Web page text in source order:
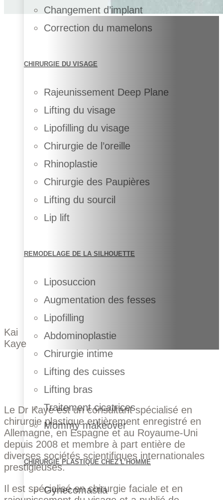
Changement d’implant
Correction du mamelons
CHIRURGIE DU VISAGE
Rajeunissement Deep Plane
Lifting du visage
Lipofilling du visage
Chirurgie de l’oreille
Rhinoplastie
Chirurgie des Paupières
Lifting du sourcil
Lip lift
REMODELAGE DE LA SILHOUETTE
Liposuccion
Augmentation des fesses
Lipofilling
Abdominoplastie
Chirurgie intime
Lifting des cuisses
Lifting bras
Traitement cicatrices
Mommy makeover
CHIRURGIE PLASTIQUE CHEZ L’HOMME
Gynecomastia
Kai
Kaye
Le Dr Kaye est un consultant spécialisé en
chirurgie plastique entièrement enregistré en
Allemagne, en Espagne et au Royaume-Uni
depuis 2008 et membre à part entière de
diverses sociétés scientifiques internationales
prestigieuses.
Il est spécialisé en chirurgie faciale et en